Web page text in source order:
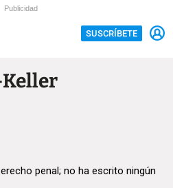
Publicidad
SUSCRÍBETE
Keller
penal; no ha escrito ningún